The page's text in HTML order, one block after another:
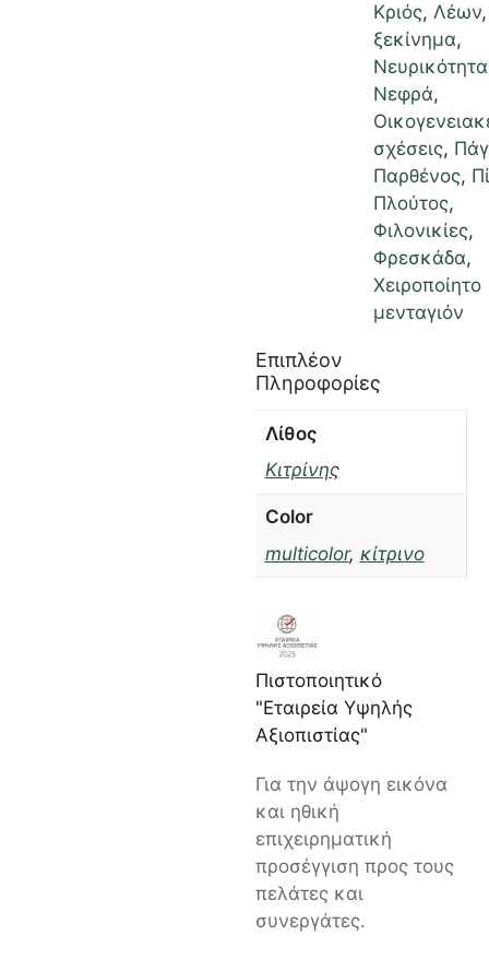
Κριός, Λέων
ξεκίνημα,
Νευρικότητα
Νεφρά,
σχέσεις,
Παρθένος,
Πλούτος,
Φιλονικίες,
Φρεσκάδα,
Χειροποίητο
μενταγιόν
Επιπλέον
Πληροφορίες
Λίθος
Κιτρίνης
Color
multicolor, κίτρινο
Πιστοποιητικό
"Εταιρεία Υψηλής
Αξιοπιστίας"
Για την άψογη εικόνα
και ηθική
επιχειρηματική
προσέγγιση προς τους
πελάτες και
συνεργάτες.